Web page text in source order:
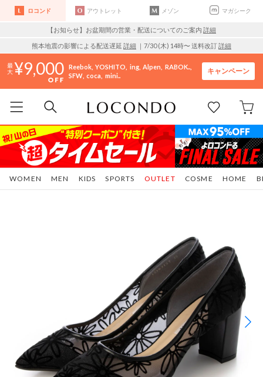
ロコンド アウトレット メゾン マガシーク
【お知らせ】お盆期間の営業・配送についてのご案内 詳細
熊本地震の影響による配送遅延 詳細 ｜7/30 (木) 14時〜 送料改訂詳細
9,000 Reebok YOSHITO ing Alpen
RABOK..
SFW coca mini..
キャンペーン
WOMEN MEN KIDS SPORTS COSME HOME
OUTLET